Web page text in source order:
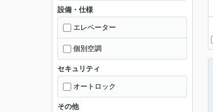
設備・仕様
エレベーター
個別空調
セキュリティ
オートロック
その他